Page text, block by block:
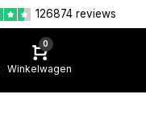
126874 reviews
0
Winkelwagen